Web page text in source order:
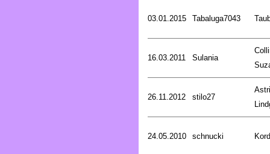
03.01.2015 Tabaluga7043
16.03.2011 Sulania
26.11.2012 stilo27
24.05.2010 schnucki